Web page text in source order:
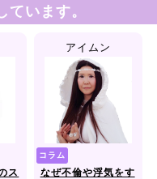
ています。
ス
アイムン
コラム
なぜ不倫や浮気をす